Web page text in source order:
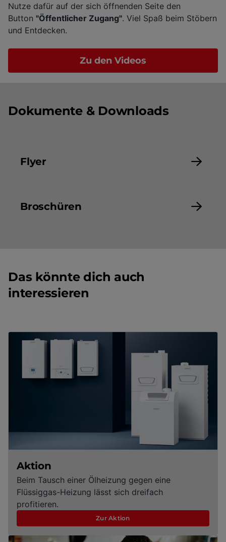
Nutze dafür auf der sich öffnenden Seite den
Button "Öffentlicher Zugang". Viel Spaß beim Stöbern
und Entdecken.
Zu den Videos
Dokumente & Downloads
Flyer
Broschüren
Das könnte dich auch
interessieren
Aktion
Beim Tausch einer Ölheizung gegen eine
Flüssiggas-Heizung lässt sich dreifach
profitieren.
Zur Aktion